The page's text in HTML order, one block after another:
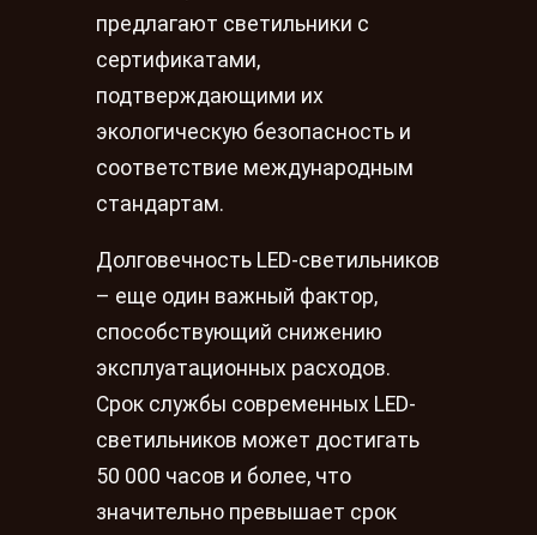
предлагают светильники с
сертификатами,
подтверждающими их
экологическую безопасность и
соответствие международным
стандартам.
Долговечность LED-светильников
– еще один важный фактор,
способствующий снижению
эксплуатационных расходов.
Срок службы современных LED-
светильников может достигать
50 000 часов и более, что
значительно превышает срок